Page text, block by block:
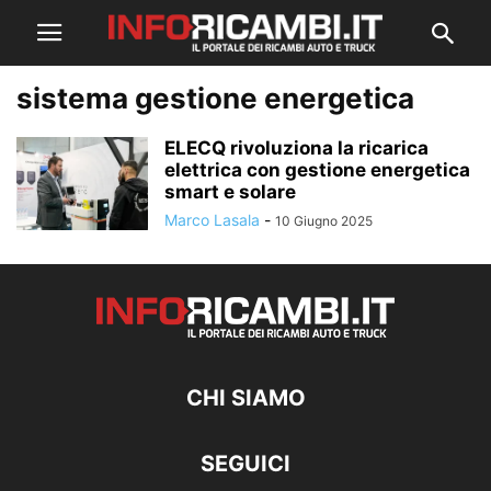
sistema gestione energetica
ELECQ rivoluziona la ricarica
elettrica con gestione energetica
smart e solare
Marco Lasala - 10 Giugno 2025
CHI SIAMO
SEGUICI